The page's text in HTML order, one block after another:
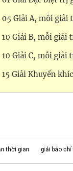
Giải A, mỗi giải
Giải B, mỗi giải
Giải C, mỗi giải
Giải Khuyến
thời gian giải báo chí